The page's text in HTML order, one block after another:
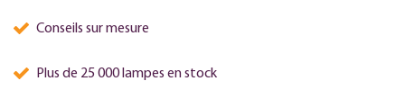
Conseils sur mesure
Plus de 25 000 lampes en stock